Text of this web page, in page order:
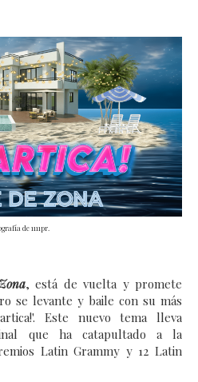
de 1111pr.
, está de vuelta y promete
se levante y baile con su más
Este nuevo tema lleva
que ha catapultado a la
Latin Grammy y 12 Latin